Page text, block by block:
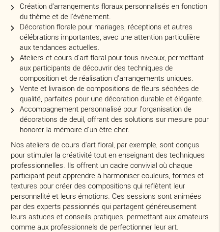
Création d'arrangements floraux personnalisés en fonction
du thème et de l'événement.
Décoration florale pour mariages, réceptions et autres
célébrations importantes, avec une attention particulière
aux tendances actuelles.
Ateliers et cours d'art floral pour tous niveaux, permettant
aux participants de découvrir des techniques de
composition et de réalisation d'arrangements uniques.
Vente et livraison de compositions de fleurs séchées de
qualité, parfaites pour une décoration durable et élégante.
Accompagnement personnalisé pour l'organisation de
décorations de deuil, offrant des solutions sur mesure pour
honorer la mémoire d'un être cher.
Nos ateliers de cours d'art floral, par exemple, sont conçus
pour stimuler la créativité tout en enseignant des techniques
professionnelles. Ils offrent un cadre convivial où chaque
participant peut apprendre à harmoniser couleurs, formes et
textures pour créer des compositions qui reflètent leur
personnalité et leurs émotions. Ces sessions sont animées
par des experts passionnés qui partagent généreusement
leurs astuces et conseils pratiques, permettant aux amateurs
comme aux professionnels de perfectionner leur art.